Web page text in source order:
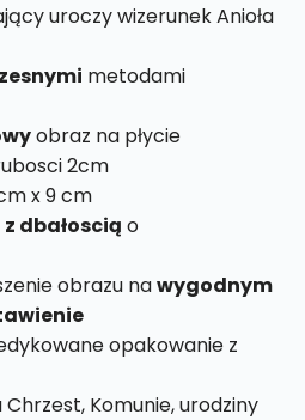
uroczy wizerunek Anioła
metodami
obraz na płycie
2cm
x 9 cm
z dbałoscią o
obrazu nawygodnym
opakowanie z
Komunie, urodziny